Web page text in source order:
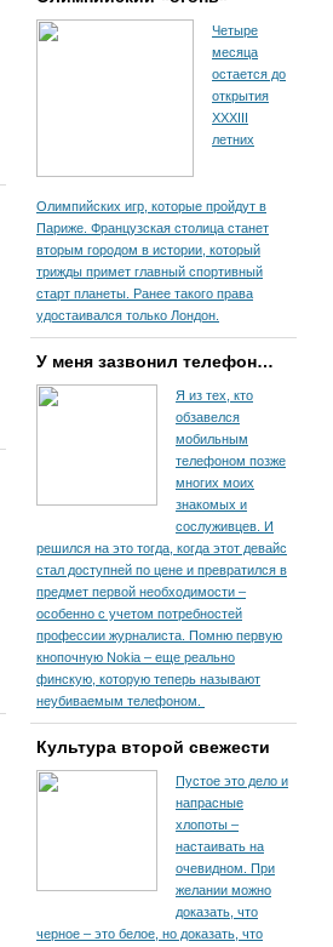
Четыре
месяца
остается до
открытия
XXXIII
летних
Олимпийских игр, которые пройдут в
Париже. Французская столица станет
вторым городом в истории, который
трижды примет главный спортивный
старт планеты. Ранее такого права
удостаивался только Лондон.
У меня зазвонил телефон…
Я из тех, кто
обзавелся
мобильным
телефоном позже
многих моих
знакомых и
сослуживцев. И
решился на это тогда, когда этот девайс
стал доступней по цене и превратился в
предмет первой необходимости –
особенно с учетом потребностей
профессии журналиста. Помню первую
кнопочную Nokia – еще реально
финскую, которую теперь называют
неубиваемым телефоном.
Культура второй свежести
Пустое это дело и
напрасные
хлопоты –
настаивать на
очевидном. При
желании можно
доказать, что
черное – это белое, но доказать, что